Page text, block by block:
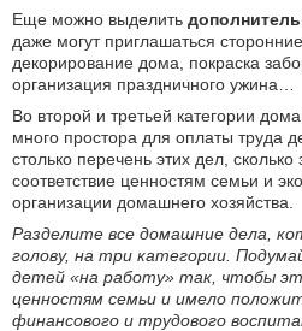
Еще можно выделить
даже могут приглашаться
декорирование дома, покраска
организация праздничного ужина…
Во второй и третьей категории
много простора для оплаты труда
столько перечень этих дел,
соответствие ценностям семьи и
организации домашнего хозяйства.
Разделите все домашние дела,
голову, на три категории.
детей «на работу» так, чтобы
ценностям семьи и имело
финансового и трудового